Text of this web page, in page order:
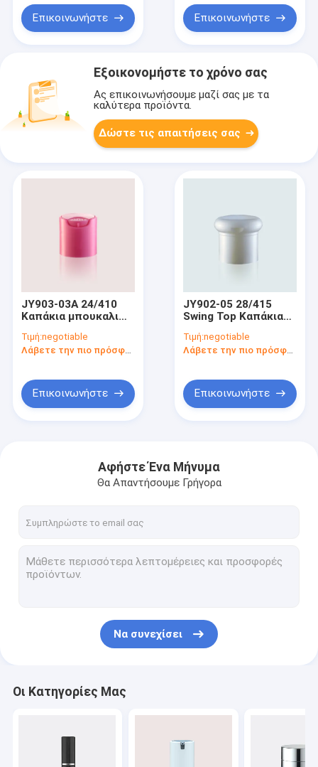
Επικοινωνήστε Επικοινωνήστε
Εξοικονομήστε το χρόνο σας
Ας επικοινωνήσουμε μαζί σας με τα
καλύτερα προϊόντα.
Δώστε τις απαιτήσεις σας
JY903-03A 24/410
Καπάκια μπουκαλιών
Τιμή:negotiable
Λάβετε την πιο πρόσφατη τιμή
Επικοινωνήστε
JY902-05 28/415
Swing Top Καπάκια
κλείσιμο Κομψός
σχεδιασμός
Τιμή:negotiable
Λάβετε την πιο πρόσφατη τιμή
Επικοινωνήστε
Αφήστε Ένα Μήνυμα
Θα Απαντήσουμε Γρήγορα
Να συνεχίσει
Οι Κατηγορίες Μας